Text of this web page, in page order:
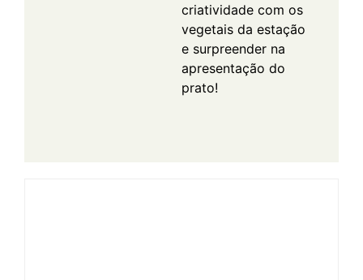
criatividade com os
vegetais da estação
e surpreender na
apresentação do
prato!